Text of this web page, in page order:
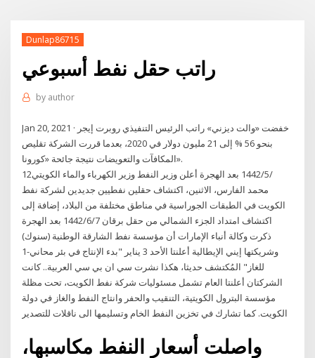
Dunlap86715
راتب حقل نفط أسبوعي
by author
Jan 20, 2021 · خفضت «والت ديزني» راتب الرئيس التنفيذي روبرت إيجر
بنحو 56 % إلى 21 مليون دولار في 2020، بعدما قررت الشركة تقليص
المكافآت والتعويضات نتيجة جائحة «كورونا».
12‏‏/5‏‏/1442 بعد الهجرة أعلن وزير النفط وزير الكهرباء والماء الكويتي
محمد الفارس، الاثنين، اكتشاف حقلين نفطيين جديدين لشركة نفط
الكويت في الطبقات الجوراسية في مناطق مختلفة من البلاد، إضافة إلى
اكتشاف امتداد الجزء الشمالي من حقل برقان 7‏‏/6‏‏/1442 بعد الهجرة
ذكرت وكالة أنباء الإمارات أن مؤسسة نفط الشارقة الوطنية (سنوك)
وشريكتها إيني الإيطالية أعلنتا الأحد 3 يناير "بدء الإنتاج في بئر محاني-1
للغاز" المُكتشف حديثا، هكذا نشرت سي ان بي سي العربية.. كانت
الشركتان أعلنتا العام تشمل مسئوليات شركة نفط الكويت، تحت مظلة
مؤسسة البترول الكويتية، التنقيب والحفر وانتاج النفط والغاز في دولة
الكويت. كما تشارك في تخزين النفط الخام وتسليمها الى ناقلات للتصدير
واصلت أسعار النفط مكاسبها،